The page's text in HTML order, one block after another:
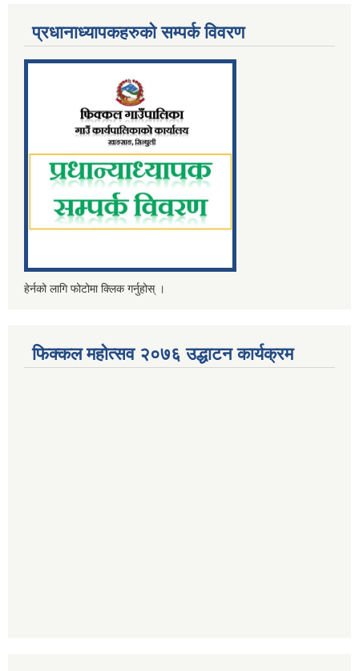
प्रधानाध्यापकहरुको सम्पर्क विवरण
हेर्नको लागि फोटोमा क्लिक गर्नुहोस् ।
फिक्कल महोत्सव २०७६ उद्धाटन कार्यक्रम